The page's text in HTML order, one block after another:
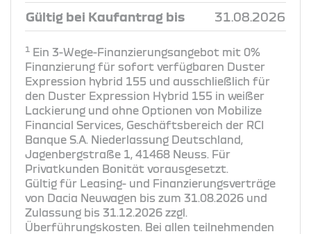
Gültig bei Kaufantrag bis 31.08.2026
1 Ein 3-Wege-Finanzierungsangebot mit 0%
Finanzierung für sofort verfügbaren Duster
Expression hybrid 155 und ausschließlich für
den Duster Expression Hybrid 155 in weißer
Lackierung und ohne Optionen von Mobilize
Financial Services, Geschäftsbereich der RCI
Banque S.A. Niederlassung Deutschland,
Jagenbergstraße 1, 41468 Neuss. Für
Privatkunden Bonität vorausgesetzt.
Gültig für Leasing- und Finanzierungsverträge
von Dacia Neuwagen bis zum 31.08.2026 und
Zulassung bis 31.12.2026 zzgl.
Überführungskosten. Bei allen teilnehmenden